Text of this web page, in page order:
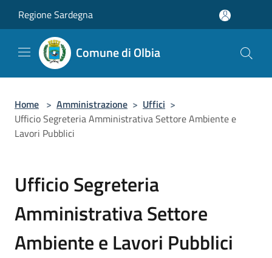
Regione Sardegna
Comune di Olbia
Home > Amministrazione > Uffici >
Ufficio Segreteria Amministrativa Settore Ambiente e
Lavori Pubblici
Ufficio Segreteria
Amministrativa Settore
Ambiente e Lavori Pubblici